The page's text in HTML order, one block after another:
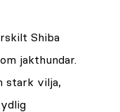
Shiba
jakthundar.
stark vilja,